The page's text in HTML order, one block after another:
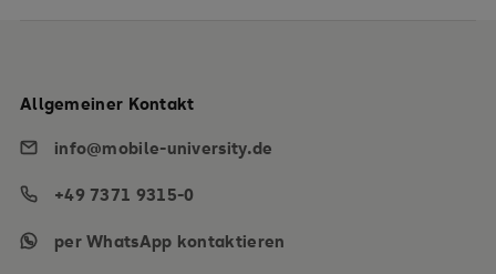
Allgemeiner Kontakt
info@mobile-university.de
+49 7371 9315-0
per WhatsApp kontaktieren